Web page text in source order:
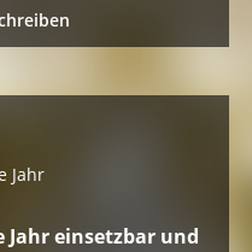
Jahr
Jahr einsetzbar und